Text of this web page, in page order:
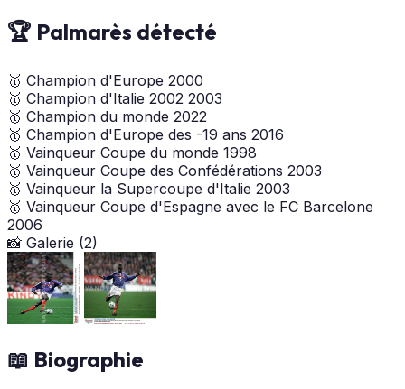
🏆 Palmarès détecté
🥇 Champion d'Europe 2000
🥇 Champion d'Italie 2002 2003
🥇 Champion du monde 2022
🥇 Champion d'Europe des -19 ans 2016
🥇 Vainqueur Coupe du monde 1998
🥇 Vainqueur Coupe des Confédérations 2003
🥇 Vainqueur la Supercoupe d'Italie 2003
🥇 Vainqueur Coupe d'Espagne avec le FC Barcelone
2006
📸 Galerie (2)
📖 Biographie